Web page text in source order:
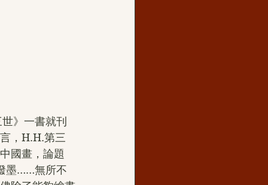
》一書就刊
，H.H.第三
國畫，論題
墨……無所不